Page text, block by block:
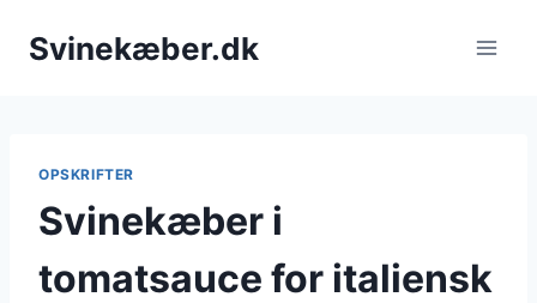
Svinekæber.dk
OPSKRIFTER
Svinekæber i
tomatsauce for italiensk